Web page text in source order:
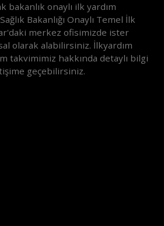
bakanlık onaylı ilk yardım
Bakanlığı Onaylı Temel İlk
merkez ofisimizde ister
olarak alabilirsiniz. İlkyardım
takvimimiz hakkında detaylı bilgi
geçebilirsiniz.